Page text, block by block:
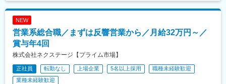
島駅(愛知県)、喜多山駅(愛知県)、牛山駅、三河鹿島駅、稲沢駅、
妙興寺駅、北岡崎駅、美合駅、豊明駅、江南駅(愛知県)、神領駅、
高蔵寺駅、西尾駅、鳴海駅、塩釜口駅、石浜駅、日進駅(愛知県)、
駅(名古屋市営)、男川駅、上社駅、伊勢朝日駅、小古曽駅、六軒駅
(三重県)、千里駅(三重県)、鼓ケ浦駅、南草津駅、五箇荘駅、彦根
NEW
営業系総合職／まずは反響営業から／月給32万円～／
賞与年4回
株式会社ネクステージ【プライム市場】
正社員 転勤なし 上場企業 5名以上採用
職種未経験歓迎
業種未経験歓迎